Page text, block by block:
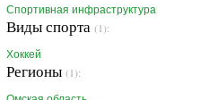
Спортивная инфраструктура
Виды спорта (1):
Хоккей
Регионы (1):